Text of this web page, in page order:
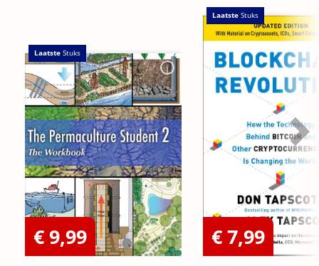
Laatste Stuks
€ 9,99
Laatste Stuks
€ 7,99